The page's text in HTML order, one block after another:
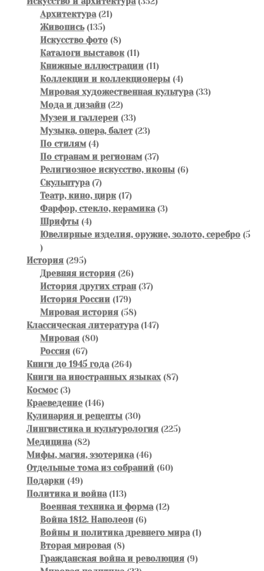
Архитектура 2121
Живопись 135135
товаров
Искусство фото 88
товаров
Каталоги выставок 1111
товаров
Книжные иллюстрации 1111
товаров
Коллекции и коллекционеры 44
товара
Мировая художественная культура 3333
Мода и дизайн 2222
товара
Музеи и галлереи 3333
товара
Музыка, опера, балет 2323
По стилям 44
товара
По странам и регионам 3737
товаров
Религиозное искусство, иконы 66
Скульптура 77
товаров
Театр, кино, цирк 1717
товаров
Фарфор, стекло, керамика 33
Шрифты 44
товара
Ювелирные изделия, оружие, золото, серебро 5
5
товаров
История 295295
товаров
Древняя история 2626
товаров
История других стран 3737
История России 179179
товаров
Мировая история 5858
товаров
Классическая литература 147147
Мировая 8080
Россия 6767
товаров
Книги до 1945 года 264264
товара
Книги на иностранных языках 8787
Космос 33
товара
Краеведение 146146
товаров
Кулинария и рецепты 3030
товаров
Лингвистика и культурология 225225
Медицина 8282
товара
Мифы, магия, эзотерика 4646
товаров
Отдельные тома из собраний 6060
Подарки 4949
товаров
Политика и война 113113
товаров
Военная техника и форма 1212
Война 1812. Наполеон 66
товаров
Войны и политика древнего мира 11
Вторая мировая 88
товаров
Гражданская война и революция 99